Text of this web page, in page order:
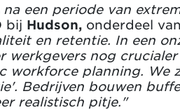
een periode van
bij Hudson, onderdeel van
en retentie. In een
werkgevers nog
planning. We
Bedrijven bouwen
realistisch pitje."